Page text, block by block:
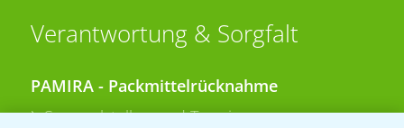
Verantwortung & Sorgfalt
PAMIRA - Packmittelrücknahme
Sammelstellen und Termine